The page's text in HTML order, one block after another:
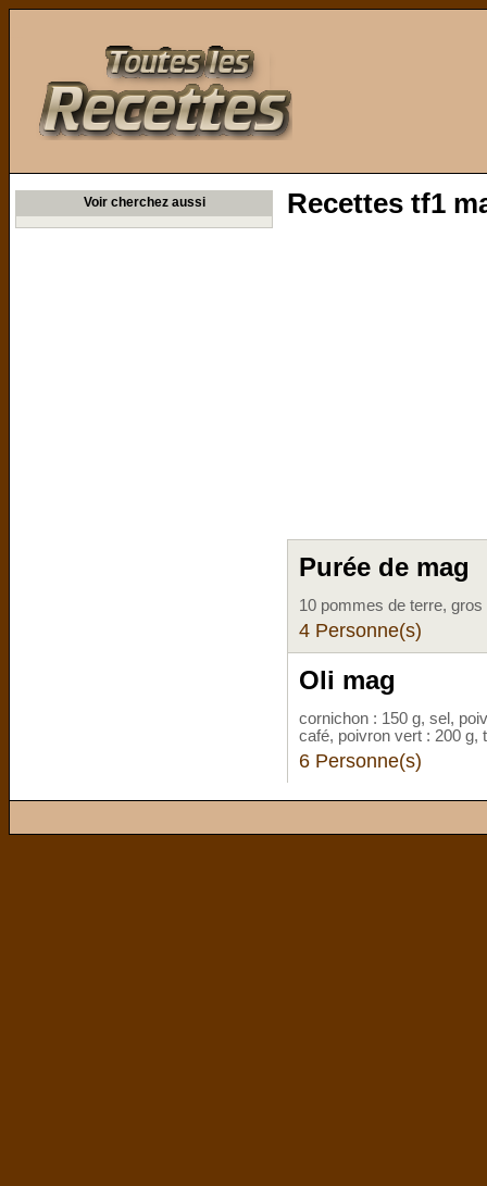
Voir cherchez aussi Recettes tf1
Purée de mag
10 pommes de terre,
4 Personne(s)
Oli mag
cornichon : 150 g, sel,
café, poivron vert : 200 g,
6 Personne(s)